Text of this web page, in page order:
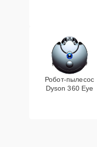
Робот-пылесос
Dyson 360 Eye